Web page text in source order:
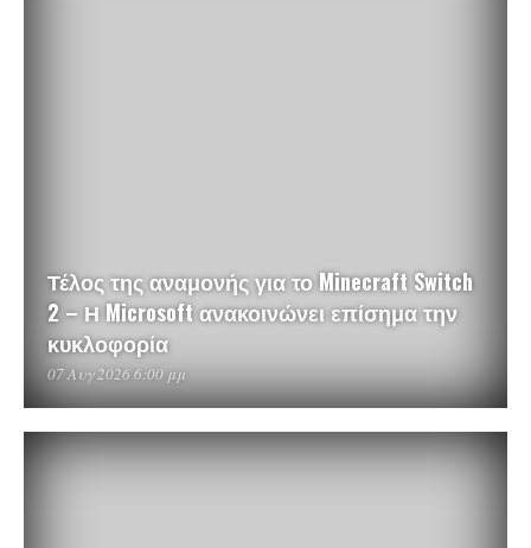
Τέλος της αναμονής για το Minecraft Switch
2 – Η Microsoft ανακοινώνει επίσημα την
κυκλοφορία
07 Αυγ 2026 6:00 μμ